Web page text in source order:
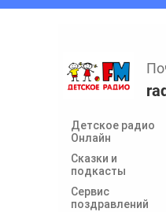
Детское радио
Онлайн
Сказки и
подкасты
Сервис
поздравлений